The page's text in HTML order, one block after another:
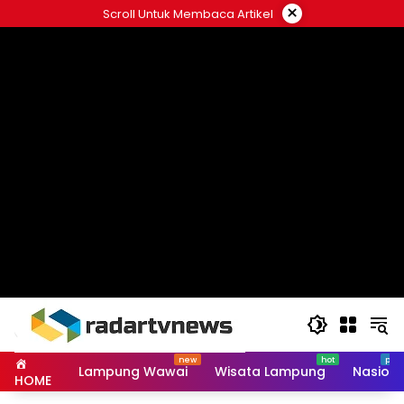
to
Scroll Untuk Membaca Artikel ×
HOME Lampung Wawai Wisata Lampung